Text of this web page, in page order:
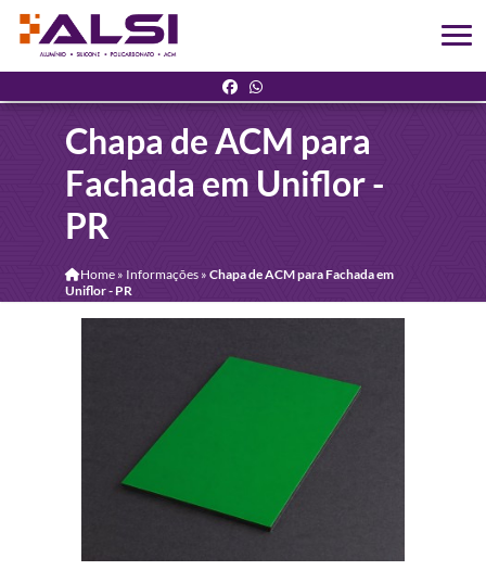
Chapa de ACM para
Fachada em Uniflor -
PR
Home» Informações » Chapa de ACM para Fachada em
Uniflor - PR